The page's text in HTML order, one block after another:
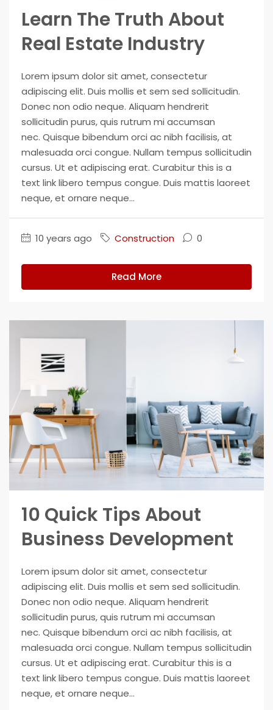
Learn The Truth About
Real Estate Industry
Lorem ipsum dolor sit amet, consectetur
adipiscing elit. Duis mollis et sem sed sollicitudin.
Donec non odio neque. Aliquam hendrerit
sollicitudin purus, quis rutrum mi accumsan
nec. Quisque bibendum orci ac nibh facilisis, at
malesuada orci congue. Nullam tempus sollicitudin
cursus. Ut et adipiscing erat. Curabitur this is a
text link libero tempus congue. Duis mattis laoreet
neque, et ornare neque...
10 years ago Construction 0
Read More
10 Quick Tips About
Business Development
Lorem ipsum dolor sit amet, consectetur
adipiscing elit. Duis mollis et sem sed sollicitudin.
Donec non odio neque. Aliquam hendrerit
sollicitudin purus, quis rutrum mi accumsan
nec. Quisque bibendum orci ac nibh facilisis, at
malesuada orci congue. Nullam tempus sollicitudin
cursus. Ut et adipiscing erat. Curabitur this is a
text link libero tempus congue. Duis mattis laoreet
neque, et ornare neque...